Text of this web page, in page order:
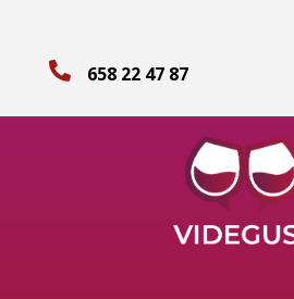
 658 22 47 87